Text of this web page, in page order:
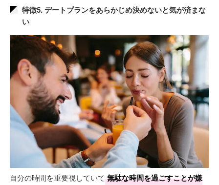
特徴5. デートプランをあらかじめ決めないと気が済まな
い
自分の時間を重要視していて 無駄な時間を過ごすことが嫌